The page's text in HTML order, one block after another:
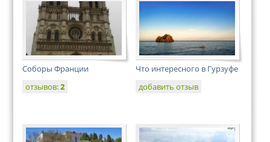
Соборы Франции
отзывов:2
Что интересного в Гурзуфе
добавить отзыв